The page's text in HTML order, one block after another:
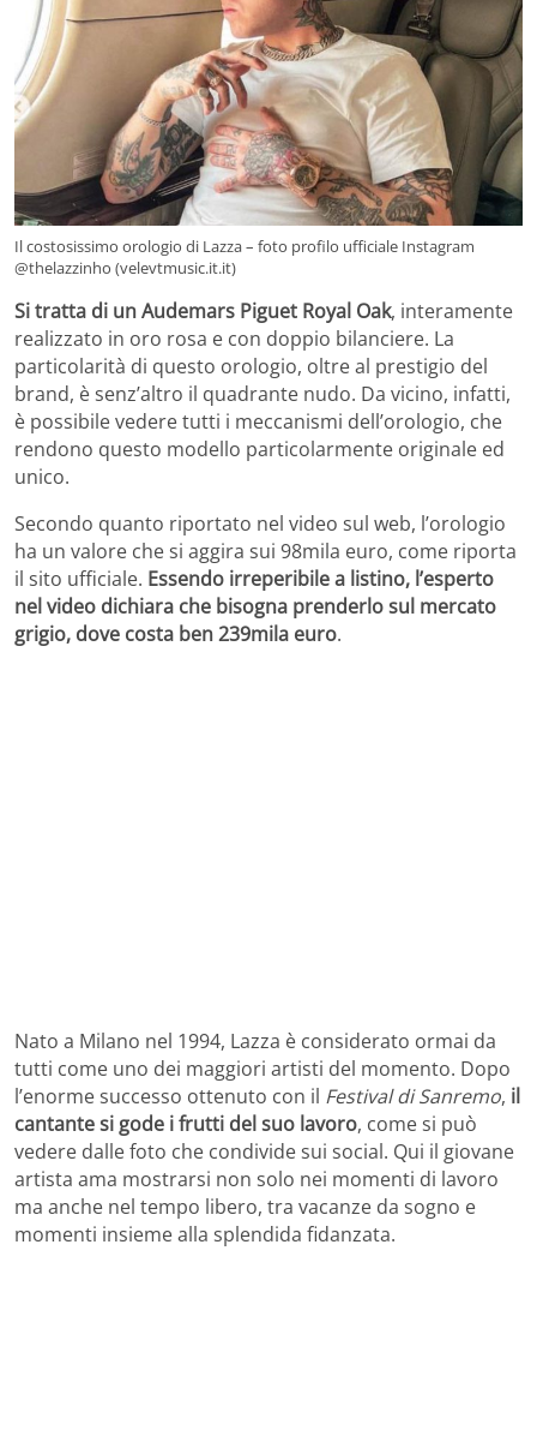
Il costosissimo orologio di Lazza – foto profilo ufficiale Instagram
@thelazzinho (velevtmusic.it.it)
Si tratta di un Audemars Piguet Royal Oak, interamente
realizzato in oro rosa e con doppio bilanciere. La
particolarità di questo orologio, oltre al prestigio del
brand, è senz’altro il quadrante nudo. Da vicino, infatti,
è possibile vedere tutti i meccanismi dell’orologio, che
rendono questo modello particolarmente originale ed
unico.
Secondo quanto riportato nel video sul web, l’orologio
ha un valore che si aggira sui 98mila euro, come riporta
il sito ufficiale. Essendo irreperibile a listino, l’esperto
nel video dichiara che bisogna prenderlo sul mercato
grigio, dove costa ben 239mila euro.
Nato a Milano nel 1994, Lazza è considerato ormai da
tutti come uno dei maggiori artisti del momento. Dopo
l’enorme successo ottenuto con il Festival di Sanremo, il
cantante si gode i frutti del suo lavoro, come si può
vedere dalle foto che condivide sui social. Qui il giovane
artista ama mostrarsi non solo nei momenti di lavoro
ma anche nel tempo libero, tra vacanze da sogno e
momenti insieme alla splendida fidanzata.